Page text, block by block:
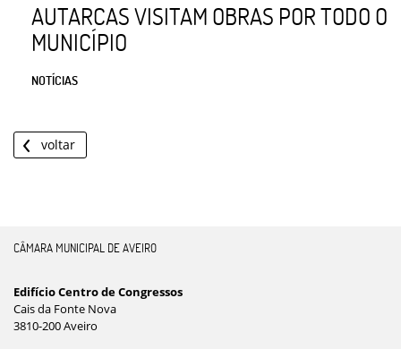
AUTARCAS VISITAM OBRAS POR TODO O
MUNICÍPIO
NOTÍCIAS
voltar
CÂMARA MUNICIPAL DE AVEIRO
Edifício Centro de Congressos
Cais da Fonte Nova
3810-200 Aveiro